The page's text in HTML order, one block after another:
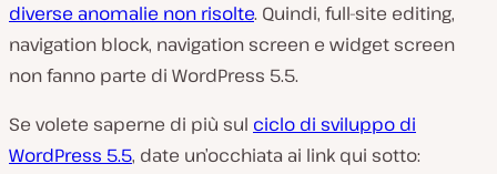
diverse anomalie non risolte. Quindi, full-site editing,
navigation block, navigation screen e widget screen
non fanno parte di WordPress 5.5.
Se volete saperne di più sul ciclo di sviluppo di
WordPress 5.5, date un’occhiata ai link qui sotto: